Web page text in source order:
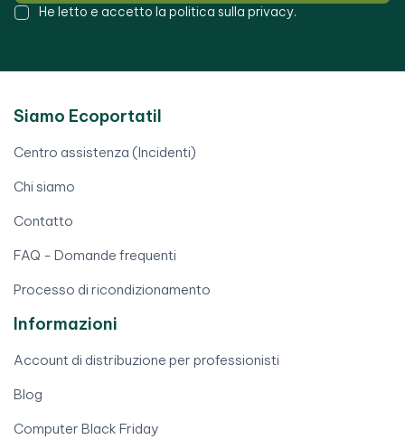
He letto e accetto la politica sulla privacy.
Siamo Ecoportatil
Centro assistenza (Incidenti)
Chi siamo
Contatto
FAQ - Domande frequenti
Processo di ricondizionamento
Informazioni
Account di distribuzione per professionisti
Blog
Computer Black Friday